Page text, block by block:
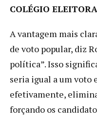
COLÉGIO
A vantagem mais
de voto popular, diz
política”. Isso
seria igual a um voto
efetivamente,
forçando os